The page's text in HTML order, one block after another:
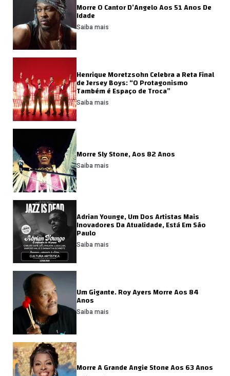
Morre O Cantor D’Angelo Aos 51 Anos De
Idade
Saiba mais
Henrique Moretzsohn Celebra a Reta Final
de Jersey Boys: “O Protagonismo
Também é Espaço de Troca”
Saiba mais
Morre Sly Stone, Aos 82 Anos
Saiba mais
Adrian Younge, Um Dos Artistas Mais
Inovadores Da Atualidade, Está Em São
Paulo
Saiba mais
Um Gigante. Roy Ayers Morre Aos 84
Anos
Saiba mais
Morre A Grande Angie Stone Aos 63 Anos